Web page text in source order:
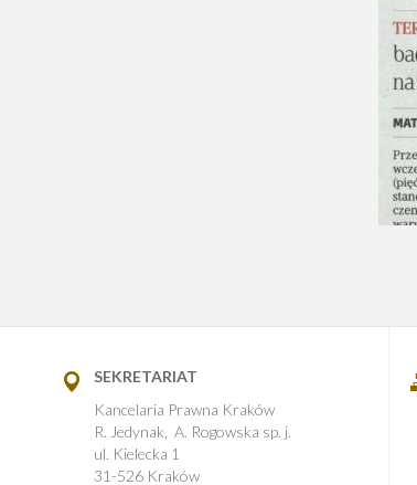
SEKRETARIAT
Kancelaria Prawna Kraków
R. Jedynak, A. Rogowska sp. j.
ul. Kielecka 1
31-526 Kraków